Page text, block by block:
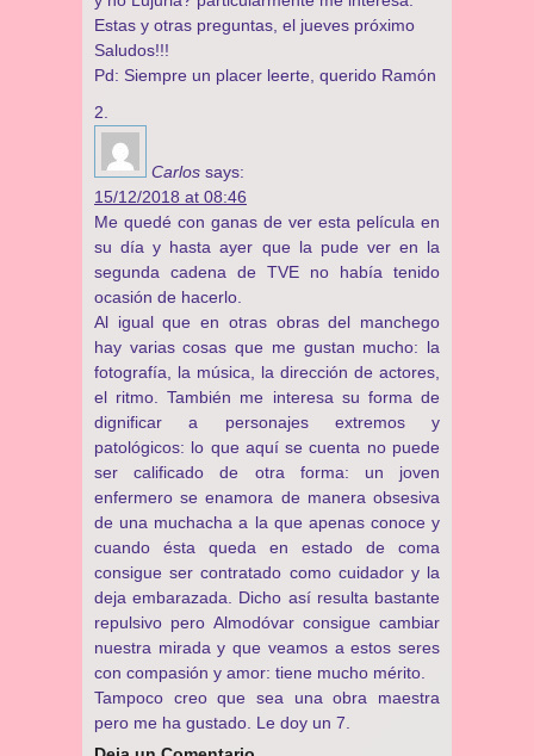
Estas y otras preguntas, el jueves próximo
Saludos!!!
Pd: Siempre un placer leerte, querido Ramón
Carlos says:
15/12/2018 at 08:46
Me quedé con ganas de ver esta película en
su día y hasta ayer que la pude ver en la
segunda cadena de TVE no había tenido
ocasión de hacerlo.
Al igual que en otras obras del manchego
hay varias cosas que me gustan mucho: la
fotografía, la música, la dirección de actores,
el ritmo. También me interesa su forma de
dignificar a personajes extremos y
patológicos: lo que aquí se cuenta no puede
ser calificado de otra forma: un joven
enfermero se enamora de manera obsesiva
de una muchacha a la que apenas conoce y
cuando ésta queda en estado de coma
consigue ser contratado como cuidador y la
deja embarazada. Dicho así resulta bastante
repulsivo pero Almodóvar consigue cambiar
nuestra mirada y que veamos a estos seres
con compasión y amor: tiene mucho mérito.
Tampoco creo que sea una obra maestra
pero me ha gustado. Le doy un 7.